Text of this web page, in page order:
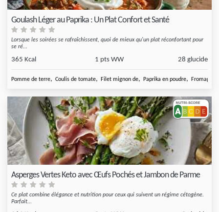
Goulash Léger au Paprika : Un Plat Confort et Santé
Lorsque les soirées se rafraîchissent, quoi de mieux qu'un plat réconfortant pour
se ré...
365 Kcal 1 pts WW 28 glucide
Pomme de terre, Coulis de tomate, Filet mignon de, Paprika en poudre, Fromage
Asperges Vertes Keto avec Œufs Pochés et Jambon de Parme
Ce plat combine élégance et nutrition pour ceux qui suivent un régime cétogène.
Parfait...